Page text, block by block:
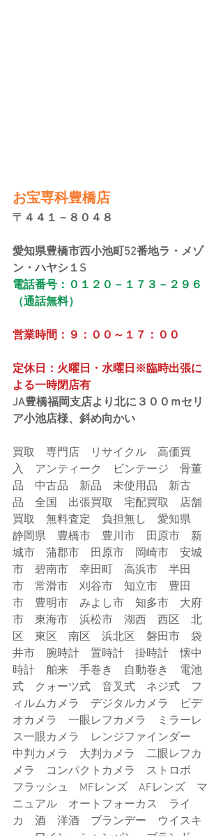
お宝専科豊橋店
〒４４１－８０４８
愛知県豊橋市西小池町52番地ラ・メゾ
ン・ハヤシ１S
電話番号：０１２０－１７３－２９６
（通話無料）
営業時間：９：００～１７：００
定休日：火曜日・水曜日※臨時出張に
よる一時閉店有
JA豊橋福岡支店より北に３００ｍセリ
ア小池店様、斜め向かい
買取　専門店　リサイクル　高価買
入　アンティーク　ビンテージ　骨董
品　中古品　新品　未使用品　新古
品　全国　出張買取　宅配買取　店舗
買取　無料査定　負担無し　愛知県
静岡県　豊橋市　豊川市　田原市　新
城市　蒲郡市　田原市　岡崎市　安城
市　碧南市　幸田町　高浜市　半田
市　常滑市　刈谷市　知立市　豊田
市　豊明市　みよし市　知多市　大府
市　東海市　浜松市　湖西　西区　北
区　東区　南区　浜北区　磐田市　袋
井市　腕時計　置時計　掛時計　懐中
時計　舶来　手巻き　自動巻き　電池
式　クォーツ式　音叉式　ネジ式　フ
ィルムカメラ　デジタルカメラ　ビデ
オカメラ　一眼レフカメラ　ミラーレ
ス一眼カメラ　レンジファインダー
中判カメラ　大判カメラ　二眼レフカ
メラ　コンパクトカメラ　ストロボ
フラッシュ　MFレンズ　AFレンズ　マ
ニュアル　オートフォーカス　ライ
カ　酒　洋酒　ブランデー　ウイスキ